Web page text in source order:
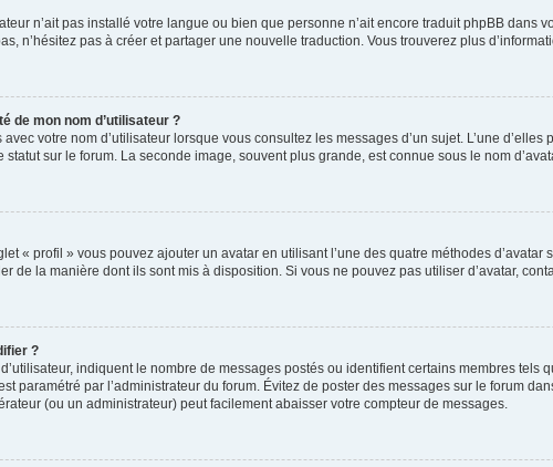
n’ait pas installé votre langue ou bien que personne n’ait encore traduit phpBB dans
n’hésitez pas à créer et partager une nouvelle traduction. Vous trouverez plus
de mon nom d’utilisateur ?
votre nom d’utilisateur lorsque vous consultez les messages d’un sujet. L’une
sur le forum. La seconde image, souvent plus grande, est connue sous le nom
« profil » vous pouvez ajouter un avatar en utilisant l’une des quatre méthodes
de la manière dont ils sont mis à disposition. Si vous ne pouvez pas utiliser d’avatar,
?
indiquent le nombre de messages postés ou identifient certains membres
paramétré par l’administrateur du forum. Évitez de poster des messages sur le forum
(ou un administrateur) peut facilement abaisser votre compteur de messages.